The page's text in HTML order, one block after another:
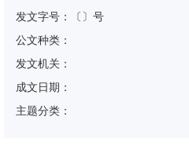
发文字号：〔〕号
公文种类：
发文机关：
成文日期：
主题分类：